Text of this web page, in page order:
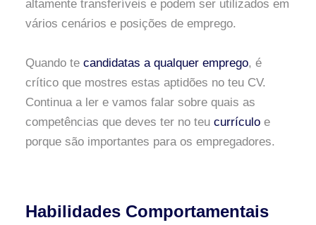
altamente transferíveis e podem ser utilizados em
vários cenários e posições de emprego.
Quando te candidatas a qualquer emprego, é
crítico que mostres estas aptidões no teu CV.
Continua a ler e vamos falar sobre quais as
competências que deves ter no teu currículo e
porque são importantes para os empregadores.
Habilidades Comportamentais